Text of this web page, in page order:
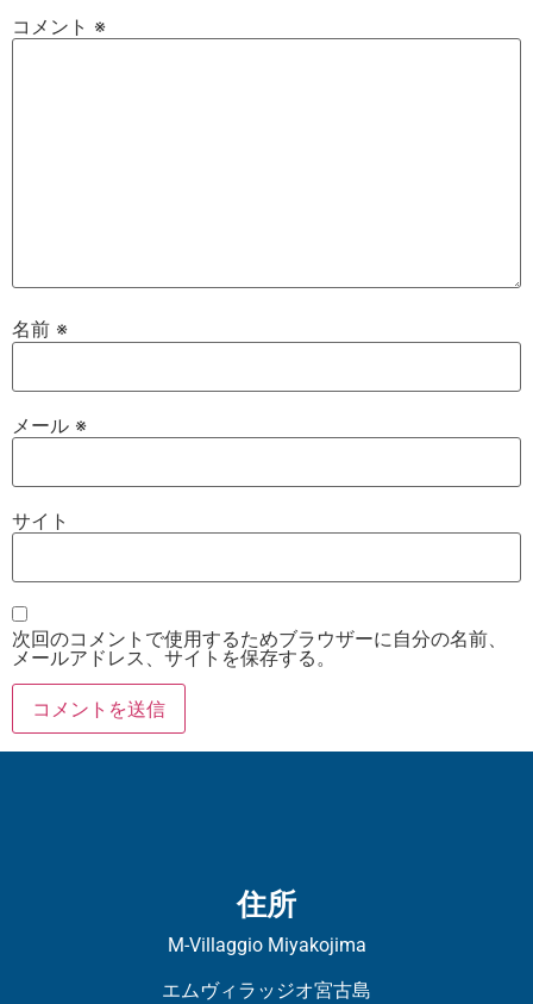
コメント ※
名前 ※
メール ※
サイト
次回のコメントで使用するためブラウザーに自分の名前、
メールアドレス、サイトを保存する。
住所
M-Villaggio Miyakojima
エムヴィラッジオ宮古島